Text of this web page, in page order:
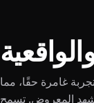
تجربة غامرة حقًا، مما
المعروض. تسمح